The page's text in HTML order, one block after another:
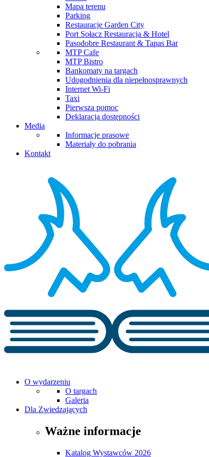
Mapa terenu
Parking
Restauracje Garden City
Port Sołacz Restauracja & Hotel
Pasodobre Restaurant & Tapas Bar
MTP Cafe
MTP Bistro
Bankomaty na targach
Udogodnienia dla niepełnosprawnych
Internet Wi-Fi
Taxi
Pierwsza pomoc
Deklaracja dostępności
Media
Informacje prasowe
Materiały do pobrania
Kontakt
O wydarzeniu
O targach
Galeria
Dla Zwiedzających
Ważne informacje
Katalog Wystawców 2026